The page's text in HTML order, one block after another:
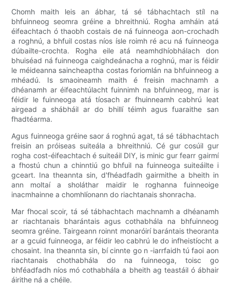
Chomh maith leis an ábhar, tá sé tábhachtach stíl na
bhfuinneog seomra gréine a bhreithniú. Rogha amháin atá
éifeachtach ó thaobh costais de ná fuinneoga aon-crochadh
a roghnú, a bhfuil costas níos ísle roimh ré acu ná fuinneoga
dúbailte-crochta. Rogha eile atá neamhdhíobhálach don
bhuiséad ná fuinneoga caighdeánacha a roghnú, mar is féidir
le méideanna saincheaptha costas foriomlán na bhfuinneog a
mhéadú. Is smaoineamh maith é freisin machnamh a
dhéanamh ar éifeachtúlacht fuinnimh na bhfuinneog, mar is
féidir le fuinneoga atá tíosach ar fhuinneamh cabhrú leat
airgead a shábháil ar do bhillí téimh agus fuaraithe san
fhadtéarma.
Agus fuinneoga gréine saor á roghnú agat, tá sé tábhachtach
freisin an próiseas suiteála a bhreithniú. Cé gur cosúil gur
rogha cost-éifeachtach é suiteáil DIY, is minic gur fearr gairmí
a fhostú chun a chinntiú go bhfuil na fuinneoga suiteáilte i
gceart. Ina theannta sin, d'fhéadfadh gairmithe a bheith in
ann moltaí a sholáthar maidir le roghanna fuinneoige
inacmhainne a chomhlíonann do riachtanais shonracha.
Mar fhocal scoir, tá sé tábhachtach machnamh a dhéanamh
ar riachtanais bharántais agus cothabhála na bhfuinneog
seomra gréine. Tairgeann roinnt monaróirí barántais theoranta
ar a gcuid fuinneoga, ar féidir leo cabhrú le do infheistíocht a
chosaint. Ina theannta sin, bí cinnte go n -iarrfaidh tú faoi aon
riachtanais chothabhála do na fuinneoga, toisc go
bhféadfadh níos mó cothabhála a bheith ag teastáil ó ábhair
áirithe ná a chéile.